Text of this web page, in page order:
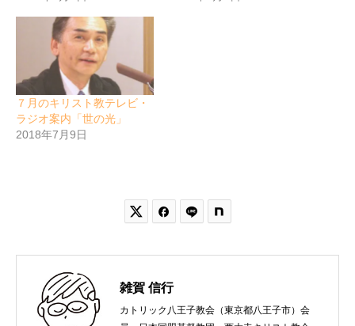
７月のキリスト教テレビ・
ラジオ案内「世の光」
2018年7月9日
 
雑賀 信行
カトリック八王子教会（東京都八王子市）会